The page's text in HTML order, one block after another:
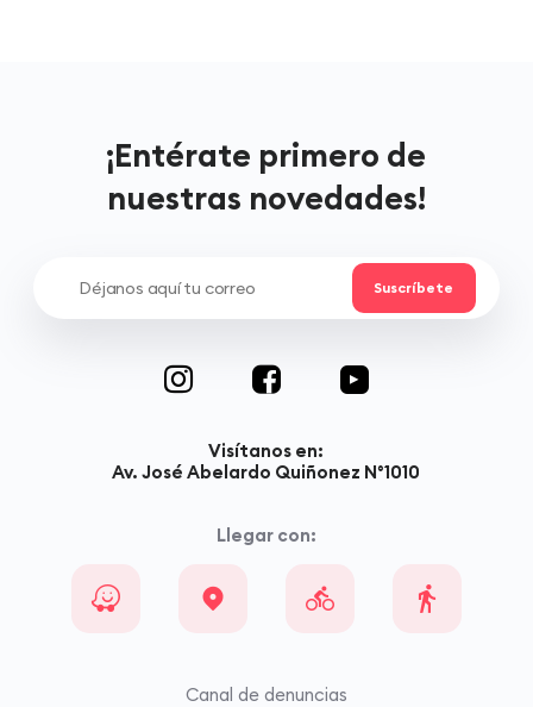
¡Entérate primero de
nuestras novedades!
Visítanos en:
Av. José Abelardo Quiñonez N°1010
Llegar con:
Canal de denuncias